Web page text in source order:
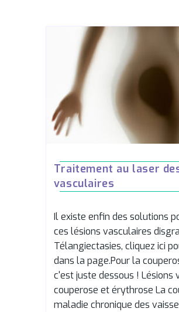
Traitement au laser
vasculaires
Il existe enfin des solutions
ces lésions vasculaires
Télangiectasies, cliquez ici
dans la page.Pour la
c'est juste dessous ! Lésions
couperose et érythrose La
maladie chronique des